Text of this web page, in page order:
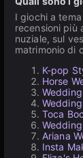
I giochi a
recensioni più
nuziale, sul
matrimonio di
K-pop
Horse
Toca
Ariana
Insta